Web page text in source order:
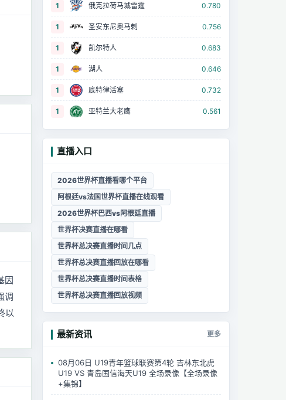
因
调
以
1 俄克拉荷马城雷霆 0.780
1 圣安东尼奥马刺 0.756
1 凯尔特人 0.683
1 湖人 0.646
1 底特律活塞 0.732
1 亚特兰大老鹰 0.561
直播入口
2026世界杯直播看哪个平台
阿根廷vs法国世界杯直播在线观看
2026世界杯巴西vs阿根廷直播
世界杯决赛直播在哪看
世界杯总决赛直播时间几点
世界杯总决赛直播回放在哪看
世界杯总决赛直播时间表格
世界杯总决赛直播回放视频
最新资讯 更多
08月06日 U19青年篮球联赛第4轮 吉林东北虎
U19 VS 青岛国信海天U19 全场录像【全场录像
+集锦】